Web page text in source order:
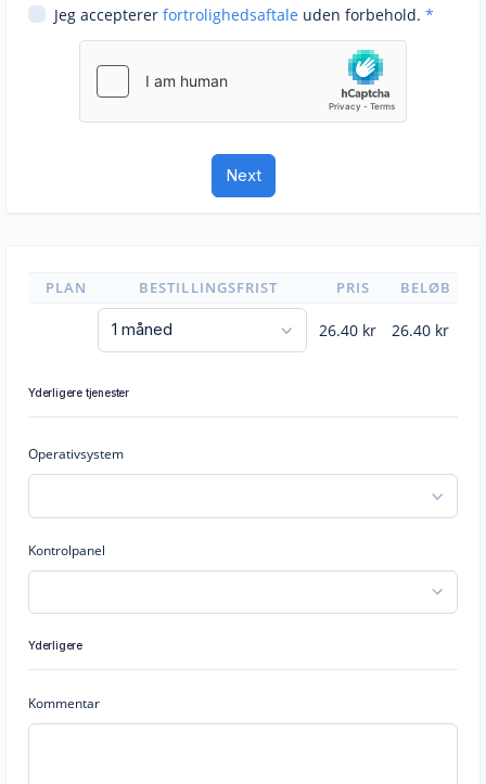
Jeg accepterer fortrolighedsaftale uden forbehold. *
PLAN BESTILLINGSFRIST PRIS BELØB
26.40kr 26.40kr
Yderligere tjenester
Operativsystem
Kontrolpanel
Yderligere
Kommentar